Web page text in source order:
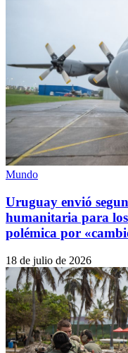
Mundo
Uruguay envió
humanitaria para los
polémica por
18 de julio de 2026